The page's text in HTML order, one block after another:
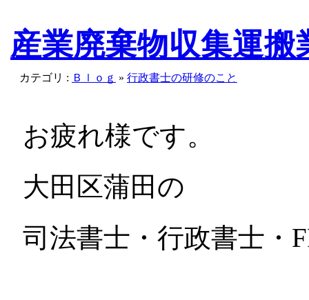
産業廃棄物収集運
カテゴリ : Ｂｌｏｇ » 行政書士の研修のこと
お疲れ様です。
大田区蒲田の
司法書士・行政書士・